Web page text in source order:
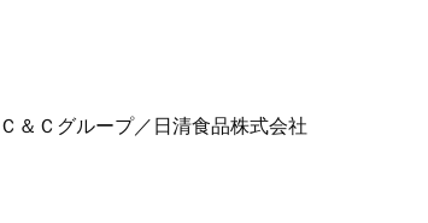
＆Ｃグループ／日清食品株式会社